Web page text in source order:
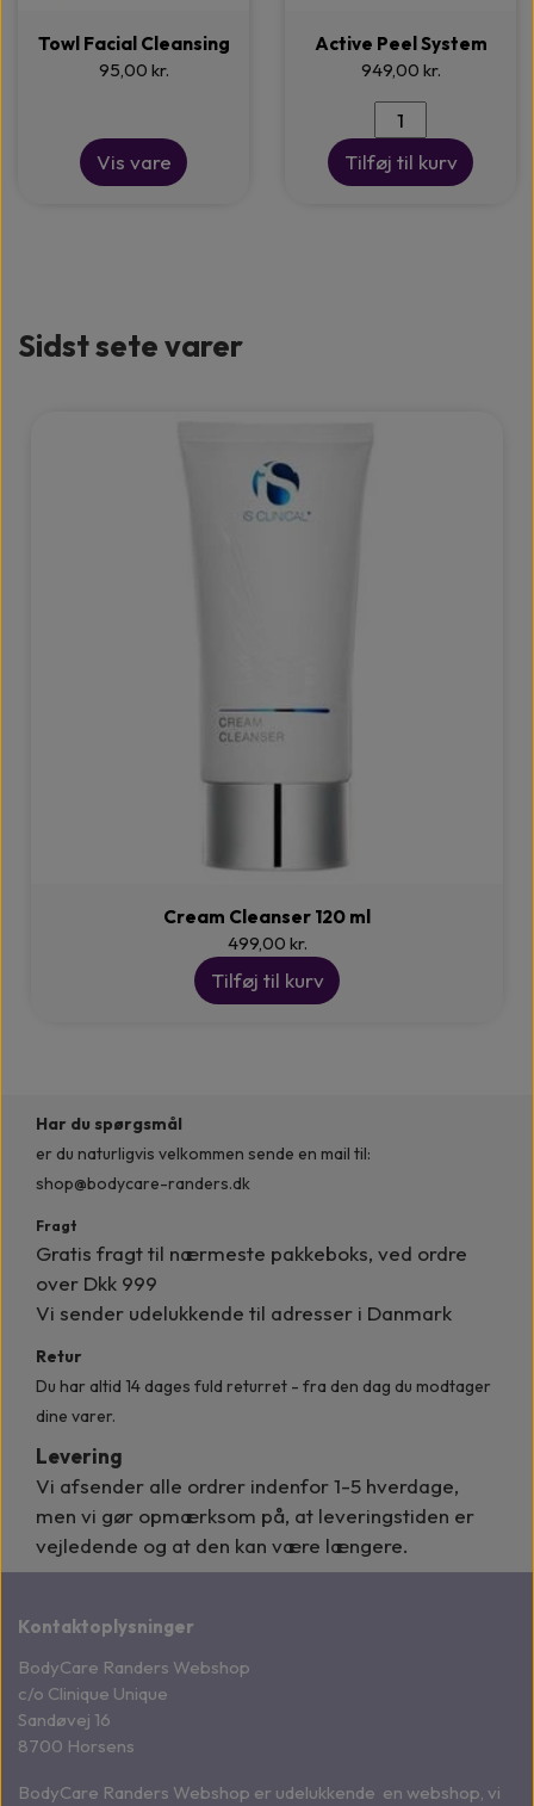
Towl Facial Cleansing
95,00 kr.
Vis vare
Active Peel System
949,00 kr.
Tilføj til kurv
Sidst sete varer
Cream Cleanser 120 ml
499,00 kr.
Tilføj til kurv
Har du spørgsmål
er du naturligvis velkommen sende en mail til:
shop@bodycare-randers.dk
Fragt
Gratis fragt til nærmeste pakkeboks, ved ordre
over Dkk 999
Vi sender udelukkende til adresser i Danmark
Retur
Du har altid 14 dages fuld returret - fra den dag du modtager
dine varer.
Levering
Vi afsender alle ordrer indenfor1-5 hverdage,
men vi gør opmærksom på, at leveringstiden er
vejledende og at den kan være længere.
Kontaktoplysninger
BodyCare Randers Webshop
c/o Clinique Unique
Sandøvej 16
8700 Horsens
BodyCare Randers Webshop er udelukkende en webshop, vi